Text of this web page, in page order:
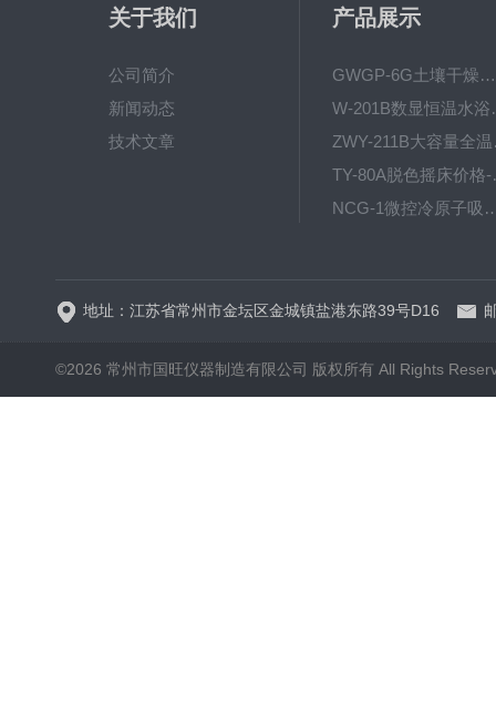
关于我们
公司简介
新闻动态
技术文章
产品展示
GWGP-6G土壤干燥柜-干燥箱/干燥机
W-
TY-
NCG-1微控冷
地址：江苏省常州市金坛区金城镇盐港东路39号D16
©2026 常州市国旺仪器制造有限公司 版权所有 All Rights